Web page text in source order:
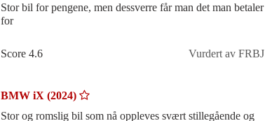
Stor bil for pengene, men dessverre får man det man betaler
for
Score 4.6 Vurdert av FRBJ
BMW iX (2024)
Stor og romslig bil som nå oppleves svært stillegående og